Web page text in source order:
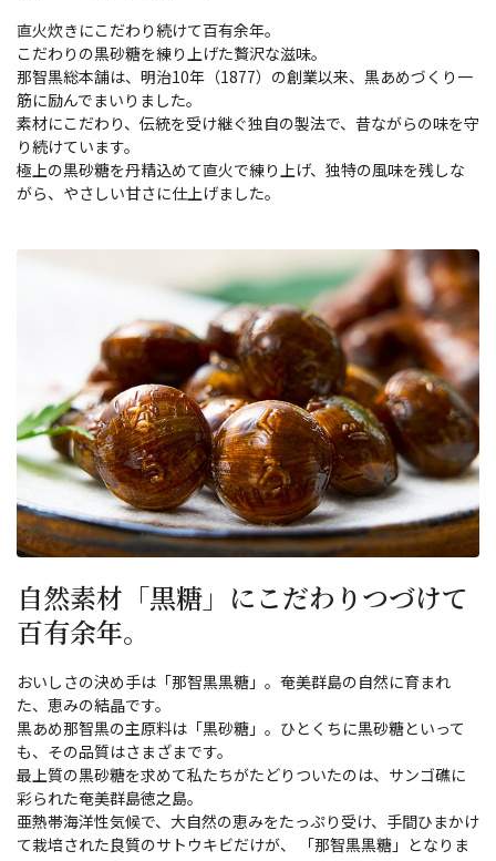
直火炊きにこだわり続けて百有余年。
こだわりの黒砂糖を練り上げた贅沢な滋味。
那智黒総本舗は、明治10年（1877）の創業以来、黒あめづくり一
筋に励んでまいりました。
素材にこだわり、伝統を受け継ぐ独自の製法で、昔ながらの味を守
り続けています。
極上の黒砂糖を丹精込めて直火で練り上げ、独特の風味を残しな
がら、やさしい甘さに仕上げました。
自然素材「黒糖」にこだわりつづけて
百有余年。
おいしさの決め手は「那智黒黒糖」。奄美群島の自然に育まれ
た、恵みの結晶です。
黒あめ那智黒の主原料は「黒砂糖」。ひとくちに黒砂糖といって
も、その品質はさまざまです。
最上質の黒砂糖を求めて私たちがたどりついたのは、サンゴ礁に
彩られた奄美群島徳之島。
亜熱帯海洋性気候で、大自然の恵みをたっぷり受け、手間ひまかけ
て栽培された良質のサトウキビだけが、 「那智黒黒糖」となりま